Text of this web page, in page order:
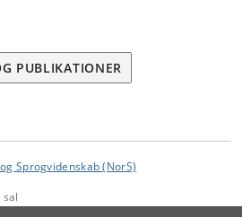
PUBLIKATIONER
Sprogvidenskab (NorS)
sal